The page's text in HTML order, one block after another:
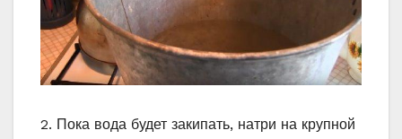
2. Пока вода будет закипать, натри на крупной